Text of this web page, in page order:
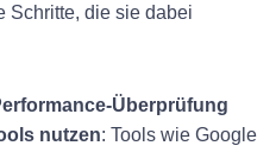
Schritte, die sie dabei
Überprüfung
nutzen: Tools wie Google